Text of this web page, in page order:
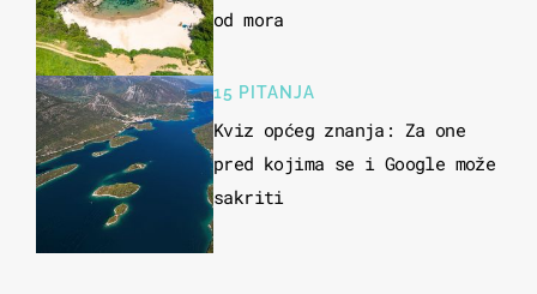
od mora
15 PITANJA
Kviz općeg znanja: Za one
pred kojima se i Google može
sakriti